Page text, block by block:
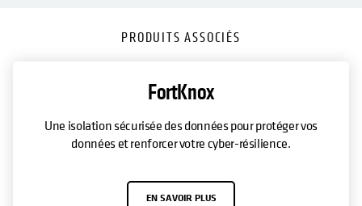
PRODUITS ASSOCIÉS
FortKnox
Une isolation sécurisée des données pour protéger vos
données et renforcer votre cyber-résilience.
EN SAVOIR PLUS